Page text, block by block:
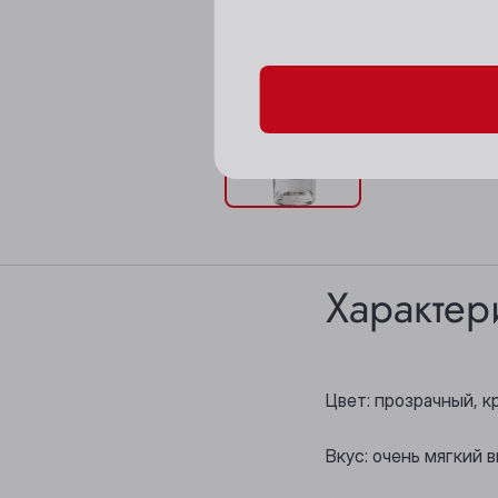
Цвет: прозрачный,
Вкус: очень мягкий